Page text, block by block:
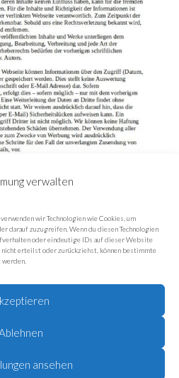
verwalten
wir Technologien wie Cookies, um
darauf zuzugreifen. Wenn du diesen Technologien
oder eindeutige IDs auf dieser Website
erteilst oder zurückziehst, können bestimmte
Ablehnen
ansehen